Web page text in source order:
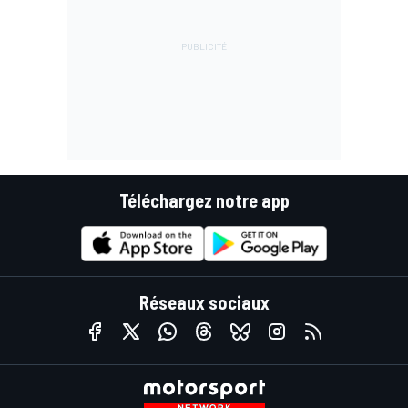
Téléchargez notre app
Réseaux sociaux